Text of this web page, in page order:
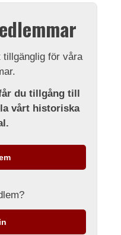
tillgänglig för våra
du tillgång till
vårt historiska